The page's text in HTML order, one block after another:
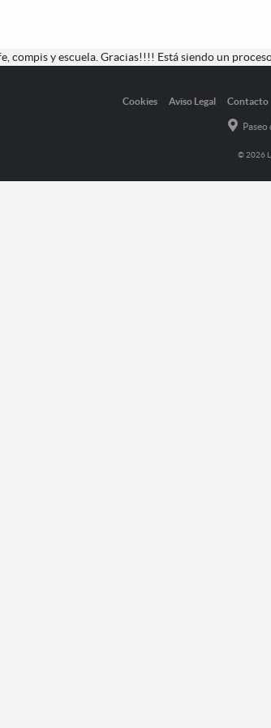
compis y escuela. Gracias!!!! Está siendo un
Cookies Aviso Legal Contacto
© 2026